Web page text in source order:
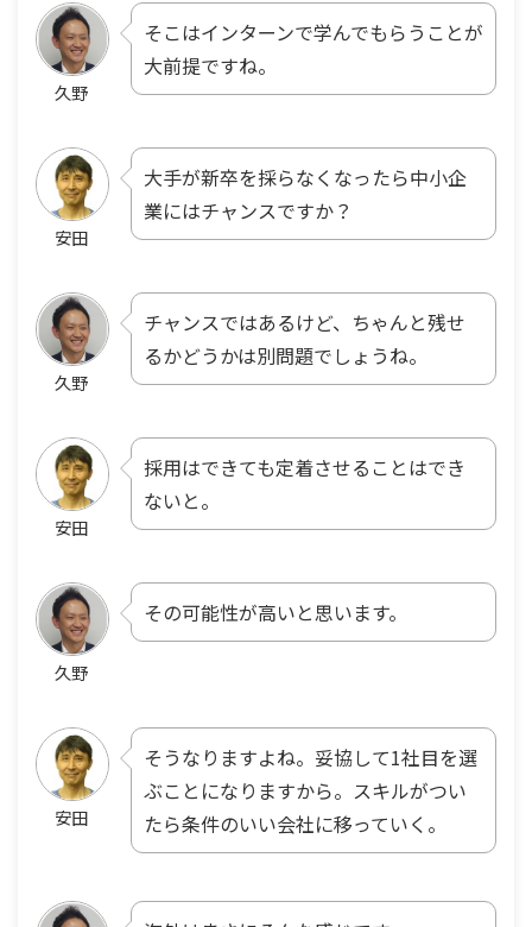
久野
そこはインターンで学んでもらうことが
大前提ですね。
安田
大手が新卒を採らなくなったら中小企
業にはチャンスですか？
久野
チャンスではあるけど、ちゃんと残せ
るかどうかは別問題でしょうね。
安田
採用はできても定着させることはでき
ないと。
久野
その可能性が高いと思います。
安田
そうなりますよね。妥協して1社目を選
ぶことになりますから。スキルがつい
たら条件のいい会社に移っていく。